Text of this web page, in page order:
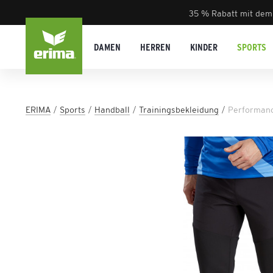
35 % Rabatt mit
DAMEN HERREN KINDER SPORTS
ERIMA Sports Handball Trainingsbekleidung